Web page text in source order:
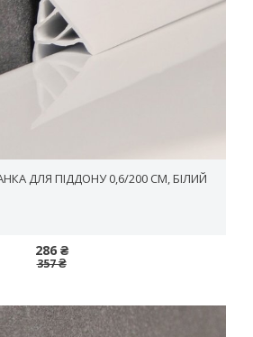
ДЛЯ ПІДДОНУ 0,6/200 СМ, БІЛИЙ
286 ₴
357 ₴